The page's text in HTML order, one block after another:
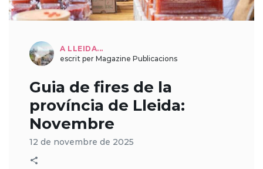
A LLEIDA...
escrit per Magazine Publicacions
Guia de fires de la
província de Lleida:
Novembre
12 de novembre de 2025